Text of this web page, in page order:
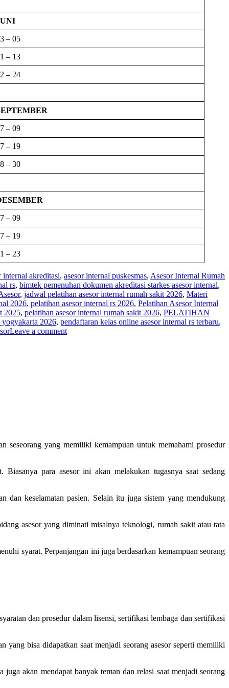
– 05
– 13
– 24
– 09
– 19
– 30
– 09
– 19
– 23
internal akreditasi, asesor internal puskesmas, Asesor Internal Rumah
rs, bimtek pemenuhan dokumen akreditasi starkes asesor internal,
, jadwal pelatihan asesor internal rumah sakit 2026, Materi
2026, pelatihan asesor internal rs 2026, Pelatihan Asesor Internal
2025, pelatihan asesor internal rumah sakit 2026, PELATIHAN
2026, pendaftaran kelas online asesor internal rs terbaru,
Leave a comment
seseorang yang memiliki kemampuan untuk memahami prosedur
Biasanya para asesor ini akan melakukan tugasnya saat sedang
dan keselamatan pasien. Selain itu juga sistem yang mendukung
asesor yang diminati misalnya teknologi, rumah sakit atau tata
syarat. Perpanjangan ini juga berdasarkan kemampuan seorang
dan prosedur dalam lisensi, sertifikasi lembaga dan sertifikasi
yang bisa didapatkan saat menjadi seorang asesor seperti memiliki
akan mendapat banyak teman dan relasi saat menjadi seorang